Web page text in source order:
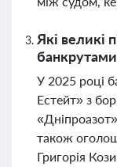
Які великі
У 2025 році
Естейт» з
також
Григорія